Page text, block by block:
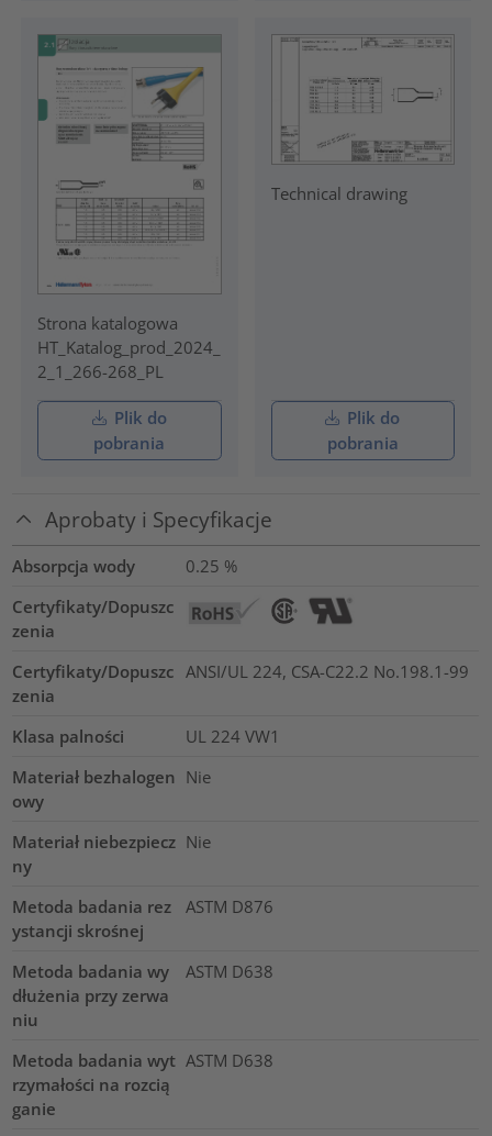
Strona katalogowa
HT_Katalog_prod_2024_
2_1_266-268_PL
Plik do
pobrania
Technical drawing
Plik do
pobrania
Aprobaty i Specyfikacje
Absorpcja wody 0.25 %
Certyfikaty/Dopuszc
zenia
Certyfikaty/Dopuszc
zenia
ANSI/UL 224, CSA-C22.2 No.198.1-99
Klasa palności
UL 224 VW1
Materiał bezhalogen
owy
Nie
Materiał niebezpiecz
ny
Nie
Metoda badania rez
ystancji skrośnej
ASTM D876
Metoda badania wy
dłużenia przy zerwa
niu
ASTM D638
Metoda badania wyt
rzymałości na rozcią
ganie
ASTM D638